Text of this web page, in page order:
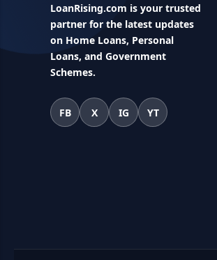
LoanRising.com is your trusted
partner for the latest updates
on Home Loans, Personal
Loans, and Government
Schemes.
FB X IG YT